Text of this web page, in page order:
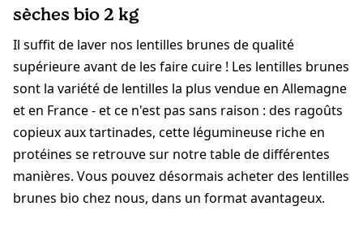
sèches bio 2 kg
Il suffit de laver nos lentilles brunes de qualité
supérieure avant de les faire cuire ! Les lentilles brunes
sont la variété de lentilles la plus vendue en Allemagne
et en France - et ce n'est pas sans raison : des ragoûts
copieux aux tartinades, cette légumineuse riche en
protéines se retrouve sur notre table de différentes
manières. Vous pouvez désormais acheter des lentilles
brunes bio chez nous, dans un format avantageux.